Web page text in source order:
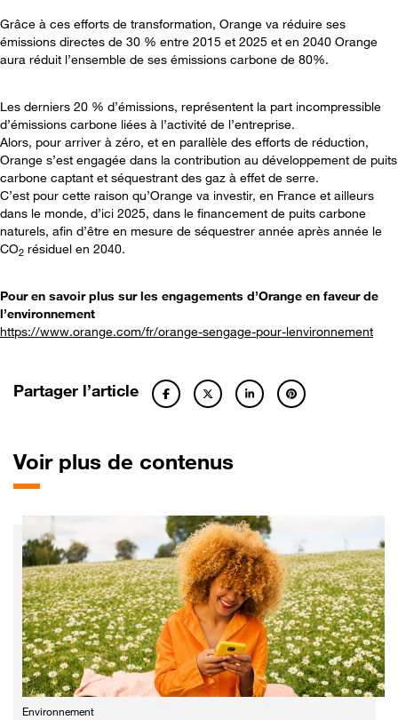
Grâce à ces efforts de transformation, Orange va réduire ses
émissions directes de 30 % entre 2015 et 2025 et en 2040 Orange
aura réduit l’ensemble de ses émissions carbone de 80%.
Les derniers 20 % d’émissions, représentent la part incompressible
d’émissions carbone liées à l’activité de l’entreprise.
Alors, pour arriver à zéro, et en parallèle des efforts de réduction,
Orange s’est engagée dans la contribution au développement de puits
carbone captant et séquestrant des gaz à effet de serre.
C’est pour cette raison qu’Orange va investir, en France et ailleurs
dans le monde, d’ici 2025, dans le financement de puits carbone
naturels, afin d’être en mesure de séquestrer année après année le
CO2 résiduel en 2040.
Pour en savoir plus sur les engagements d’Orange en faveur de
l’environnement
https://www.orange.com/fr/orange-sengage-pour-lenvironnement
Partager l’article
Voir plus de contenus
Environnement